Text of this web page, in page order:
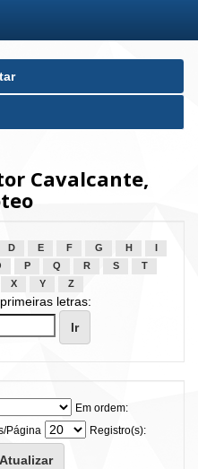
Cavalcante,
D E F G H
P Q R S
T
X Y Z
letras:
Em ordem:
Página
Registro(s):